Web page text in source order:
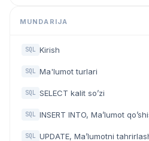
MUNDARIJA
SQL Kirish
SQL Ma'lumot turlari
SQL SELECT kalit so’zi
SQL INSERT INTO, Ma’lumot
SQL UPDATE, Ma’lumotni